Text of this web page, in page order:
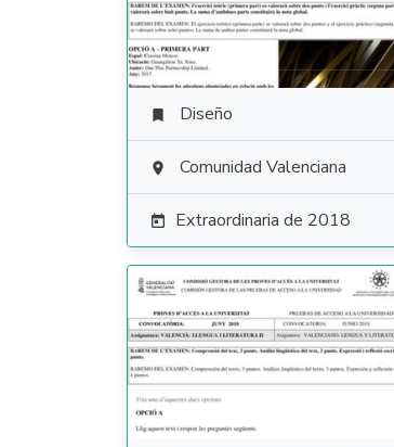
 Diseño
 Comunidad Valenciana
 Extraordinaria de 2018